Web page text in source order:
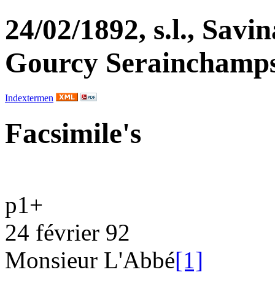
24/02/1892, s.l.,
Gourcy
Indextermen
Facsimile's
p1+
24 février 92
Monsieur L'Abbé[1]